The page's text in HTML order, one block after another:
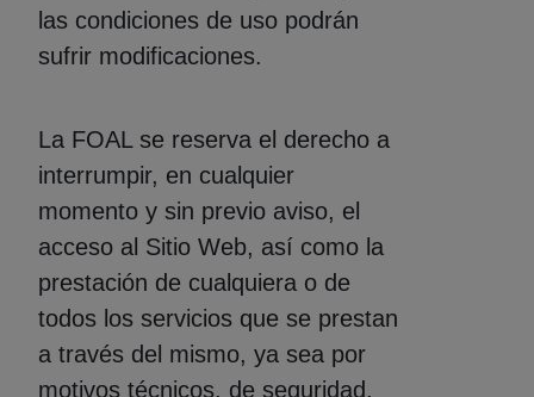
las condiciones de uso podrán
sufrir modificaciones.
La FOAL se reserva el derecho a
interrumpir, en cualquier
momento y sin previo aviso, el
acceso al Sitio Web, así como la
prestación de cualquiera o de
todos los servicios que se prestan
a través del mismo, ya sea por
motivos técnicos, de seguridad,